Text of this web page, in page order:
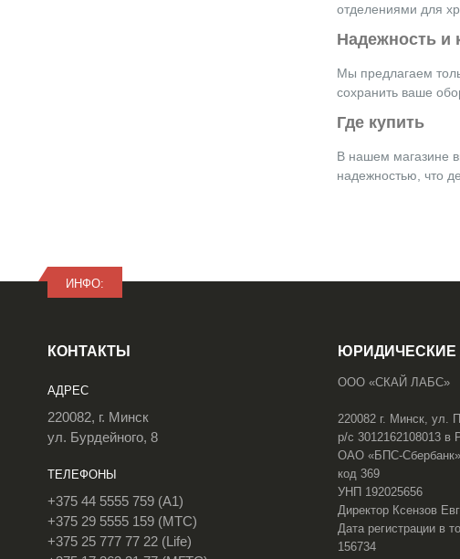
отделениями для
Надежность и
Мы предлагаем
сохранить ваше
Где купить
В нашем магазине
надежностью, что
ИНФО:
КОНТАКТЫ
АДРЕС
220082, г. Минск
ул. Бурдейного, 8
ТЕЛЕФОНЫ
+375 44 5555 759 (A1)
+375 29 5555 159 (МТС)
+375 25 777 77 22 (Life)
ООО «СКАЙ ЛАБС»
220082 г. Минск, ул.
р/с 3012162108013 в
ОАО «БПС-Сбербанк»
код 369
УНП 192025656
Директор Ксензов
Дата регистрации в
156734